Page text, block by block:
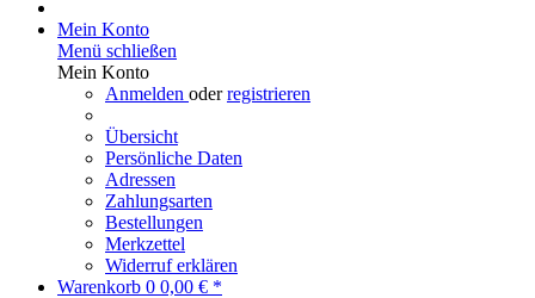
Mein Konto
Menü schließen
Mein Konto
Anmelden oderregistrieren
Übersicht
Persönliche Daten
Adressen
Zahlungsarten
Bestellungen
Merkzettel
Widerruf erklären
Warenkorb 0 0,00 € *